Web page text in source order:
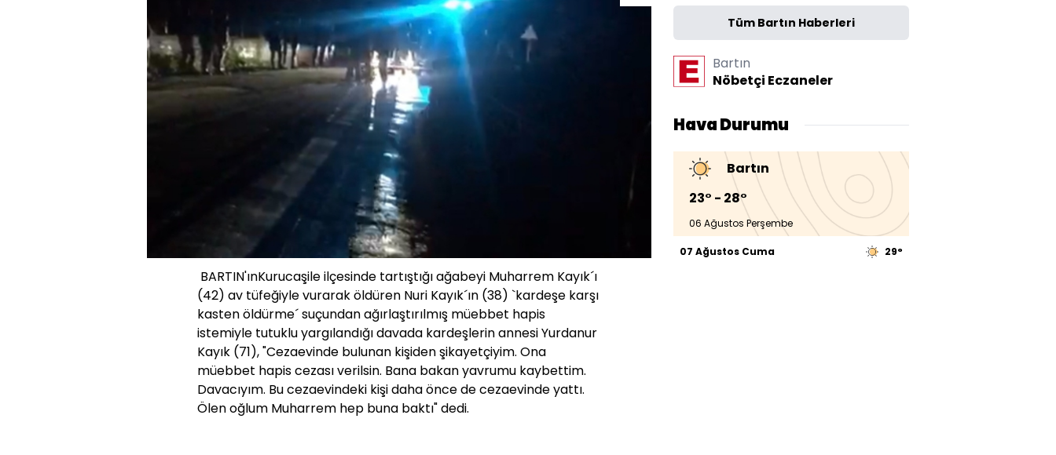
BARTIN'ınKurucaşile ilçesinde tartıştığı ağabeyi Muharrem Kayık´ı
(42) av tüfeğiyle vurarak öldüren Nuri Kayık´ın (38) `kardeşe karşı
kasten öldürme´ suçundan ağırlaştırılmış müebbet hapis
istemiyle tutuklu yargılandığı davada kardeşlerin annesi Yurdanur
Kayık (71), "Cezaevinde bulunan kişiden şikayetçiyim. Ona
müebbet hapis cezası verilsin. Bana bakan yavrumu kaybettim.
Davacıyım. Bu cezaevindeki kişi daha önce de cezaevinde yattı.
Ölen oğlum Muharrem hep buna baktı" dedi.
Tüm Bartın Haberleri
Bartın
Nöbetçi Eczaneler
Hava Durumu
Bartın
23° - 28°
06 Ağustos Perşembe
07 Ağustos Cuma 29°